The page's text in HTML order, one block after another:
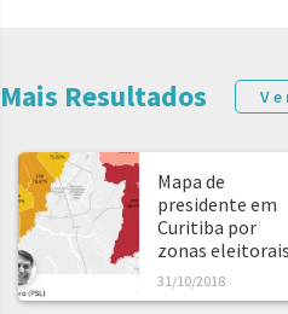
Mais Resultados
Mapa de
presidente em
Curitiba por
zonas eleitorais
31/10/2018